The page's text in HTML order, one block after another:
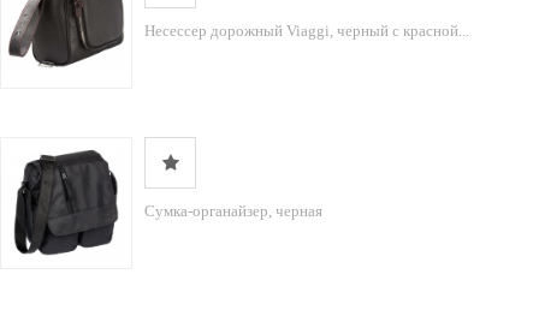
Несессер дорожный Viaggi, черный с красной...
Сумка-органайзер, черная